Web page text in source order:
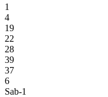
1
4
19
22
28
39
37
6
Sab-1